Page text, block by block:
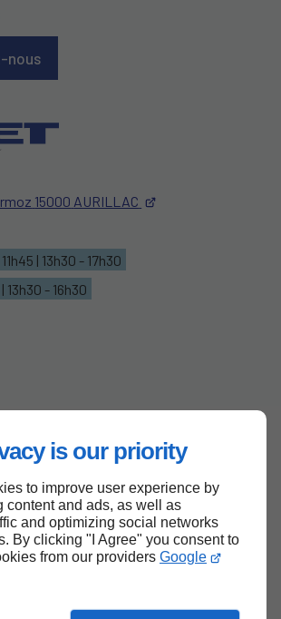
is our priority
to improve user experience by
content and ads, as well as
and optimizing social networks
By clicking "I Agree" you consent to
from our providers Google
15000 AURILLAC
| 13h30 - 17h30
13h30 - 16h30
nous
Haut de page